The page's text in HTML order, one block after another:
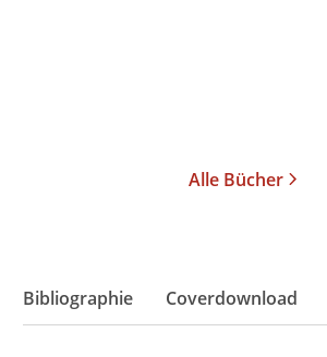
Alle Bücher
Bibliographie Coverdownload